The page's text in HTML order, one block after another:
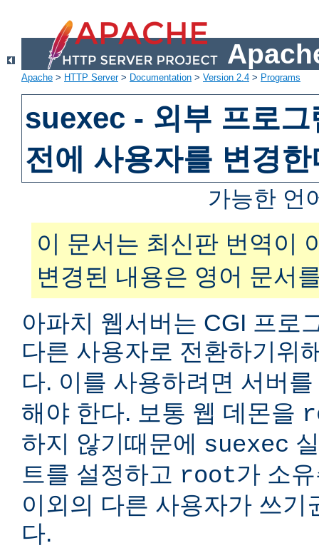
Apache > HTTP Server> Documentation > Version 2.4 > Programs
suexec - 외부 프로
전에 사용자를 변경한
가능한 언
이 문서는 최신판 번역이
변경된 내용은 영어 문서
아파치 웹서버는 CGI 프로
다른 사용자로 전환하기위
다. 이를 사용하려면 서버를
해야 한다. 보통 웹 데몬을
하지 않기때문에 suexec
트를 설정하고 root가 소
이외의 다른 사용자가 쓰기
다.